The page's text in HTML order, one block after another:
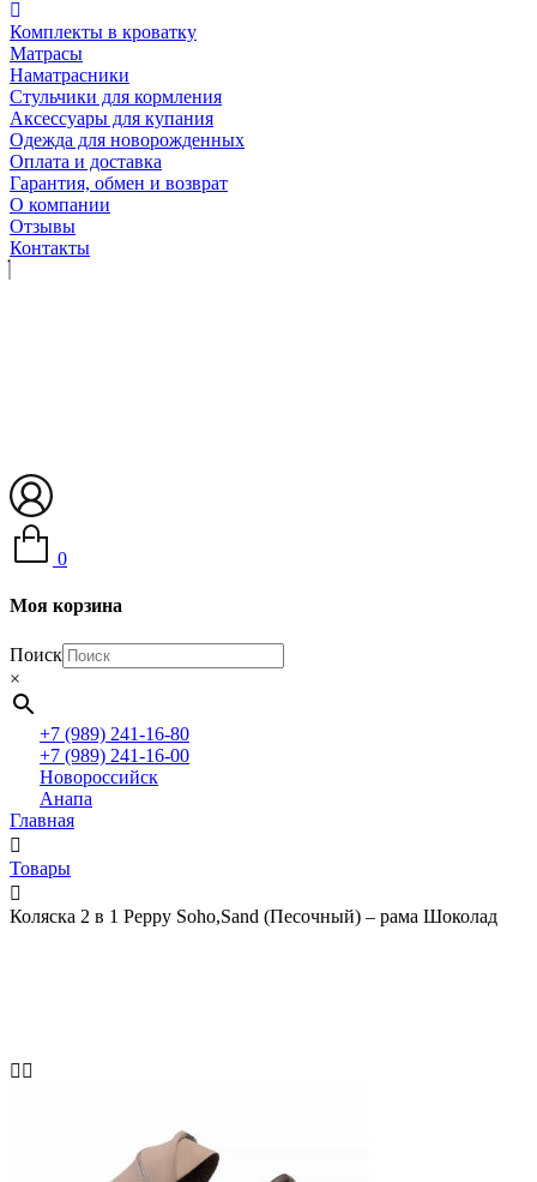
Комплекты в кроватку
Матрасы
Наматрасники
Стульчики для кормления
Аксессуары для купания
Одежда для новорожденных
Оплата и доставка
Гарантия, обмен и возврат
О компании
Отзывы
Контакты
0
Моя корзина
Поиск
×
+7 (989) 241-16-80
+7 (989) 241-16-00
Новороссийск
Анапа
Главная
Товары
Коляска 2 в 1 Peppy Soho,Sand (Песочный) – рама Шоколад